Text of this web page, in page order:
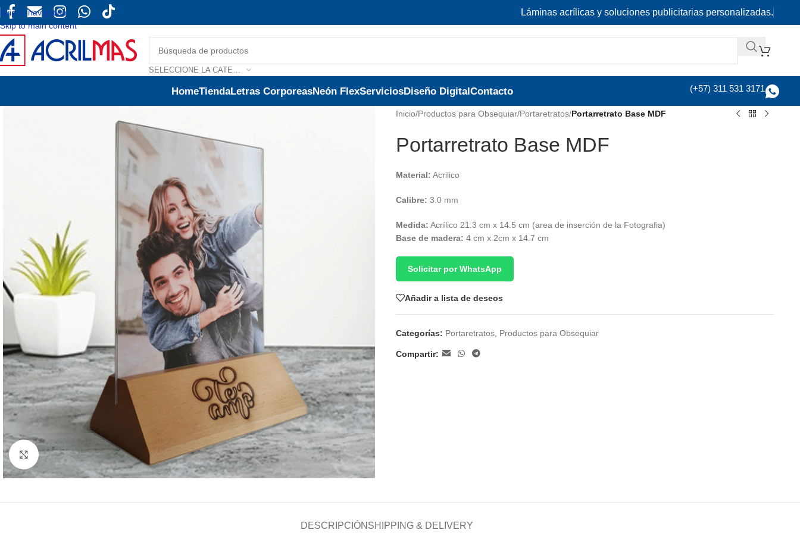
Skip to navigation
Skip to main content
Láminas acrílicas y soluciones publicitarias personalizadas.
HomeTiendaLetras CorporeasNeón FlexServiciosDiseño DigitalContacto (+57) 311 531 3171
Haga Click para agrandar
Inicio/Productos para Obsequiar/Portaretratos/Portarretrato Base MDF
Portarretrato Base MDF
Material: Acrilico
Calibre: 3.0 mm
Medida: Acrílico 21.3 cm x 14.5 cm (area de inserción de la Fotografia)
Base de madera: 4 cm x 2cm x 14.7 cm
Solicitar por WhatsApp
Añadir a lista de deseos
Categorías: Portaretratos, Productos para Obsequiar
Compartir:
DESCRIPCIÓN SHIPPING & DELIVERY